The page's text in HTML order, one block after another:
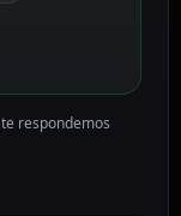
respondemos